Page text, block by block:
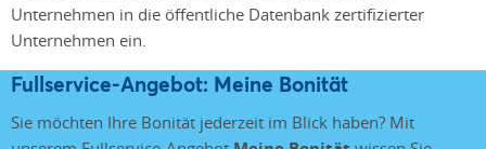
Unternehmen in die öffentliche Datenbank zertifizierter
Unternehmen ein.
Fullservice-Angebot: Meine Bonität
Sie möchten Ihre Bonität jederzeit im Blick haben? Mit